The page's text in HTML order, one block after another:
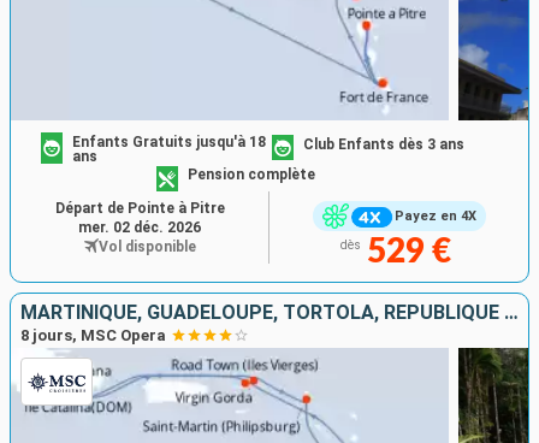
Payez en 4X
Enfants Gratuits jusqu'à 18
ans
Club Enfants dès 3 ans
Pension complète
dès 529 €
Départ de Pointe à Pitre
mer. 02 déc. 2026
Vol disponible
MARTINIQUE, GUADELOUPE, TORTOLA, RÉPUBLIQUE DOMINICAINE, VIRGIN GORDA, SAINT-MARTIN
8 jours, MSC Opera